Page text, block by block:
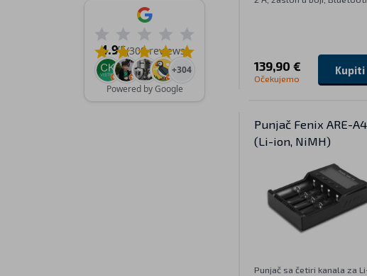
139,90 €
Očekujemo
Kupiti
Punjač Fenix ARE-A4
(Li-ion, NiMH)
Punjač sa četiri kanala za
4.9/5(308 reviews)
+304
Powered by Google